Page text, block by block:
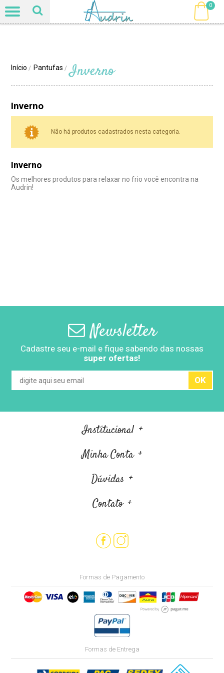
0
Início / Pantufas / Inverno
Inverno
Não há produtos cadastrados nesta categoria.
Inverno
Os melhores produtos para relaxar no frio você encontra na
Audrin!
Newsletter
Cadastre seu e-mail e fique sabendo das nossas
super ofertas!
OK
Institucional
Minha Conta
Dúvidas
Contato
Formas de Pagamento
Formas de Entrega